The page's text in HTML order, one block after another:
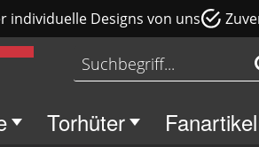
individuelle Designs von uns
Torhüter Fanartikel